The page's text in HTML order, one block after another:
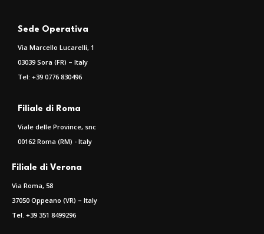
Sede Operativa
Via Marcello Lucarelli, 1
03039 Sora (FR) – Italy
Tel: +39 0776 830496
Filiale di Roma
Viale delle Province, snc
00162 Roma (RM) - Italy
Filiale di Verona
Via Roma, 58
37050 Oppeano (VR) – Italy
Tel. +39 351 8499296